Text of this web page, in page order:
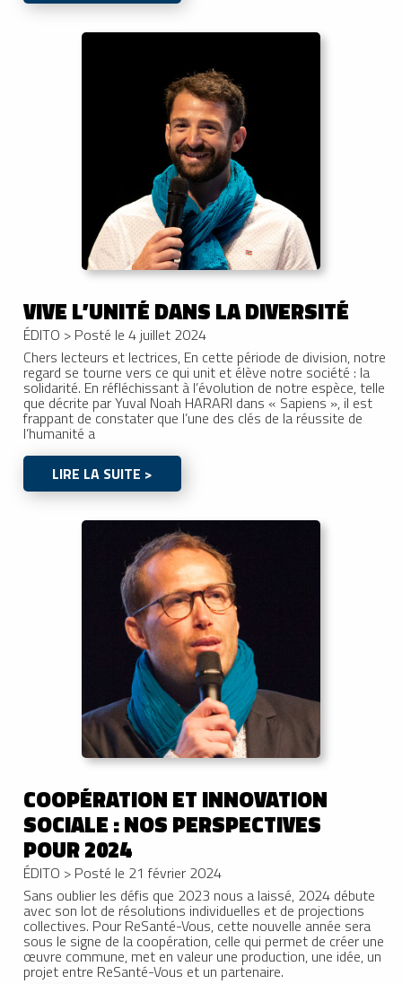
VIVE L’UNITÉ DANS LA DIVERSITÉ
ÉDITO > Posté le 4 juillet 2024
Chers lecteurs et lectrices, En cette période de division, notre
regard se tourne vers ce qui unit et élève notre société : la
solidarité. En réfléchissant à l’évolution de notre espèce, telle
que décrite par Yuval Noah HARARI dans « Sapiens », il est
frappant de constater que l’une des clés de la réussite de
l’humanité a
LIRE LA SUITE >
COOPÉRATION ET INNOVATION
SOCIALE : NOS PERSPECTIVES
POUR 2024
ÉDITO > Posté le 21 février 2024
Sans oublier les défis que 2023 nous a laissé, 2024 débute
avec son lot de résolutions individuelles et de projections
collectives. Pour ReSanté-Vous, cette nouvelle année sera
sous le signe de la coopération, celle qui permet de créer une
œuvre commune, met en valeur une production, une idée, un
projet entre ReSanté-Vous et un partenaire.